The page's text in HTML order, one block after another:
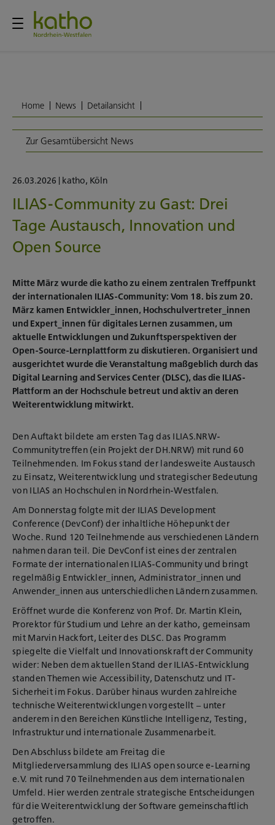
Home News Detailansicht
Zur Gesamtübersicht News
26.03.2026 katho, Köln
ILIAS-Community zu Gast: Drei
Tage Austausch, Innovation und
Open Source
Mitte März wurde die katho zu einem zentralen Treffpunkt
der internationalen ILIAS-Community: Vom 18. bis zum 20.
März kamen Entwickler_innen, Hochschulvertreter_innen
und Expert_innen für digitales Lernen zusammen, um
aktuelle Entwicklungen und Zukunftsperspektiven der
Open-Source-Lernplattform zu diskutieren. Organisiert und
ausgerichtet wurde die Veranstaltung maßgeblich durch das
Digital Learning and Services Center (DLSC), das die ILIAS-
Plattform an der Hochschule betreut und aktiv an deren
Weiterentwicklung mitwirkt.
Den Auftakt bildete am ersten Tag das ILIAS.NRW-
Communitytreffen (ein Projekt der DH.NRW) mit rund 60
Teilnehmenden. Im Fokus stand der landesweite Austausch
zu Einsatz, Weiterentwicklung und strategischer Bedeutung
von ILIAS an Hochschulen in Nordrhein-Westfalen.
Am Donnerstag folgte mit der ILIAS Development
Conference (DevConf) der inhaltliche Höhepunkt der
Woche. Rund 120 Teilnehmende aus verschiedenen Ländern
nahmen daran teil. Die DevConf ist eines der zentralen
Formate der internationalen ILIAS-Community und bringt
regelmäßig Entwickler_innen, Administrator_innen und
Anwender_innen aus unterschiedlichen Ländern zusammen.
Eröffnet wurde die Konferenz von Prof. Dr. Martin Klein,
Prorektor für Studium und Lehre an der katho, gemeinsam
mit Marvin Hackfort, Leiter des DLSC. Das Programm
spiegelte die Vielfalt und Innovationskraft der Community
wider: Neben dem aktuellen Stand der ILIAS-Entwicklung
standen Themen wie Accessibility, Datenschutz und IT-
Sicherheit im Fokus. Darüber hinaus wurden zahlreiche
technische Weiterentwicklungen vorgestellt – unter
anderem in den Bereichen Künstliche Intelligenz, Testing,
Infrastruktur und internationale Zusammenarbeit.
Den Abschluss bildete am Freitag die
Mitgliederversammlung des ILIAS open source e-Learning
e.V. mit rund 70 Teilnehmenden aus dem internationalen
Umfeld. Hier werden zentrale strategische Entscheidungen
für die Weiterentwicklung der Software gemeinschaftlich
getroffen.